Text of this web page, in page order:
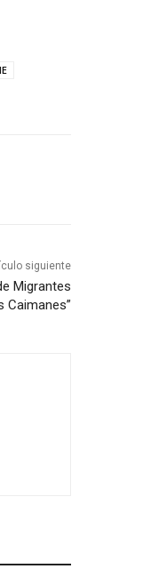
siguiente
Migrantes
Caimanes”